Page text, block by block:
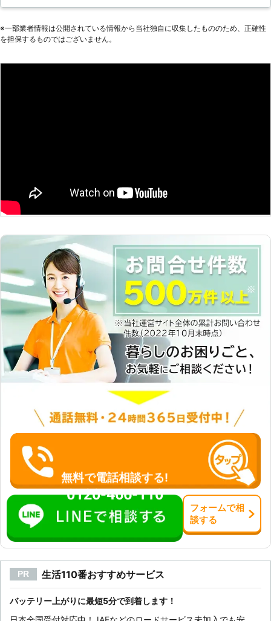
社は、24時間365日対応していま
えて準備しているからこそ、お客様か
付けます！ エンジンがかからない！
ことに心辺りがあれば、車のバッテリ
店は代表と事務スタッフが手話での対
た」「車の調子が悪いから見て欲し
覚障害を持つ方も安心してご相談いた
だけます。 有限会社プロクリーンオ
ートスマイルでは、ご来店されたお客
様がいつも笑顔に、さらに従業員やそ
の家族みんながいつも笑顔でいられる
ことを大切にサービスしています。車
のバッテリー上がりでお困りでした
ら、お気軽にご相談ください。
※⼀部業者情報は公開されている情報から当社独⾃に収集したもののため、正確性
を担保するものではございません。
無料で電話相談する!
0120-466-110
フォームで相
談する
PR 生活110番おすすめサービス
バッテリー上がりに最短5分で到着します！